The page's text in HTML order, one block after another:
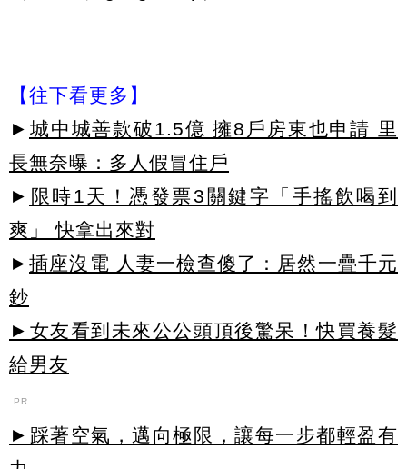
【往下看更多】
► 城中城善款破1.5億 擁8戶房東也申請 里
長無奈曝：多人假冒住戶
► 限時1天！憑發票3關鍵字「手搖飲喝到
爽」 快拿出來對
► 插座沒電 人妻一檢查傻了：居然一疊千元
鈔
►女友看到未來公公頭頂後驚呆！快買養髮
給男友
PR
►踩著空氣，邁向極限，讓每一步都輕盈有